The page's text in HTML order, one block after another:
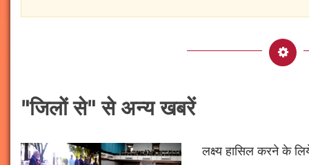
"जिलों से" से अन्य खबरें
लक्ष्य हासिल करने के